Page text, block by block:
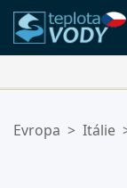
Váš seznam
Evropa > Itálie